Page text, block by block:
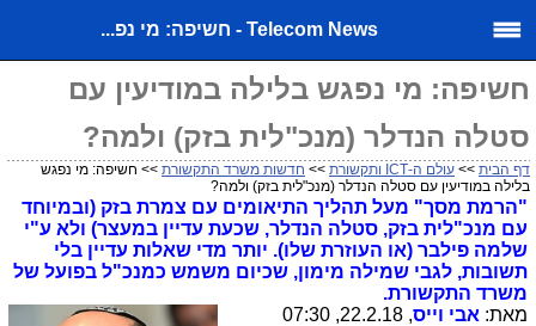
Telecom News - חשיפה: מי נפ...
חשיפה: מי נפגש בלילה במודיעין עם
סטלה הנדלר (מנכ"לית בזק) ולמה?
דף הבית >> עולם ה-ICT ותקשורת >> חדשות משרד התקשורת >> חשיפה: מי נפגש
בלילה במודיעין עם סטלה הנדלר (מנכ"לית בזק) ולמה?
"הרמת מסך" מעל תהליך התיאומים עם צמרת בזק (ובמיוחד
עם מנכ"לית בזק, סטלה הנדלר, שכעת עדיין במעצר) ולא ע"י
שלמה פילבר (או העוזרת שלו). יותר מדי שאלות עדיין בלי
תשובות, לגבי שמילה מימון, שכיום משמש כמנכ"ל בפועל של
משרד התקשורת.
מאת: אבי וייס, 22.2.18, 07:30